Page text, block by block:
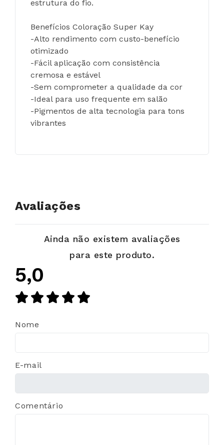
estrutura do fio.
Benefícios Coloração Super Kay
-Alto rendimento com custo-benefício
otimizado
-Fácil aplicação com consistência
cremosa e estável
-Sem comprometer a qualidade da cor
-Ideal para uso frequente em salão
-Pigmentos de alta tecnologia para tons
vibrantes
Avaliações
Ainda não existem avaliações
para este produto.
5,0
Nome
E-mail
Comentário